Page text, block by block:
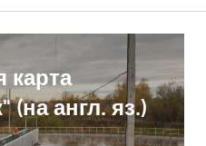
карта
(на англ. яз.)